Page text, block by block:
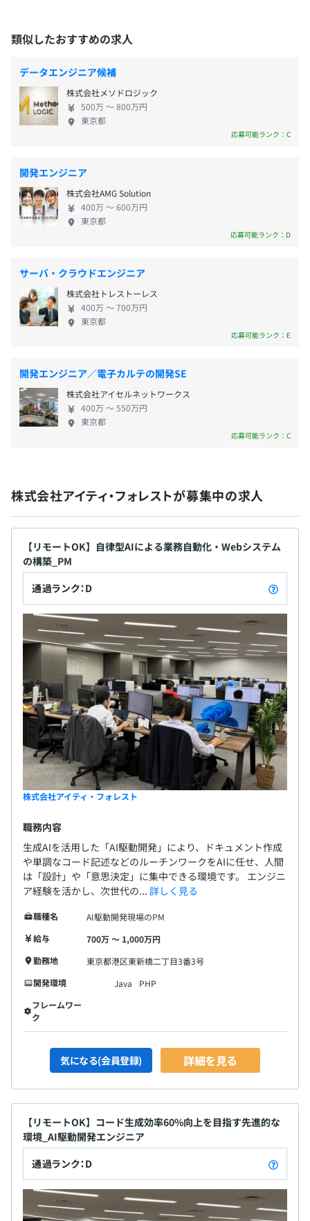
・旅行代理店海外法人基幹システム（大手旅行代理店）
・巡回物件検査アプリ（大手不動産管理会社様）
・確定申告アプリ（会計ソフトメーカー様）
・地方自治体ポータルサイト（地方自治体様）
・飲食業向け求人システムの管理機能（大手飲食サービス
産会社様）
・通信サービス業 向け社内人材管理システム（通信サー
ビス業者様）
・派遣業サービス向け社内ポータルシステム（大手派遣会
・ECパッケージカスタマイズ（大手ECパッケージベンダ
ー様向け）
・ヘルスケアポイントシステム（大手ヘルスケア事業会社
様向け）
・在席管理システム（大手ゲームメーカー様向け）
け）
・限定S-コマースシステム（官公庁様向け）
Lenovo T14 Gen3
Intel Core i5-1240P
32 GB メモリー
512 GB SSD(PCIe-NVMe Gen4)
IR&1080p FHDカメラ(Windows Hello 対応)
1920x1200 液晶
Microsoft 365 (旧 Office 365)
オブジェクト指向、ウォーターフォール、アジャイル
【開発環境（一部）】
・言語：Java、PHP、C、Python、Angular、React、
Vue.js、Scala、JavaScriptなど
・フレームワーク：Spring Boot、Laravel、Symfony、
Struts
・データベース：Marklogic、Oracle、Postgres、MySQL
・ソースコード管理：Git、Subversion
・プロジェクト管理： Redmine、Backlog
・情報共有ツール：Skype、Hangouts、Slack、
技術者数 108名（2022年03月）
※業務提携先オフショア要員数：200名
・従業員に対する受動喫煙対策：あり
・JR各線(烏森口)「新橋」駅 徒歩5分
・東京メトロ銀座線(A2出口)「新橋」駅徒歩5分
・ゆりかもめ(7番出口)「新橋」駅徒歩4分
・都営大江戸線(7番出口)「汐留」駅徒歩4分
・産前産後休暇（取得実績あり）
・慶事休暇
・弔事休暇
・育児時間取得
・育児休業・介護休業制度（取得実績あり）
・交通費（全額支給）
・自己啓発手当（年間一律2万円支給）
頑張っている社員を評価し、全体会議の時に、会社に貢献
した社員を表彰しインセンティブを支給しています。
社会保険完備（健康保険・厚生年金加入・雇用保険・労災
無期雇用
3カ月（条件などの変更はありません）
を切り拓く アイティ・フォレストは1997年の創業以
来、Webソリューションのプロフェッショナルとし
て歩んできました 。現在、私たちは大きな転換期を
迎えています。従来のシステムエンジニアリング企業
から、AIを駆使して新たな価値を創出する「AIエンジ
ニアリング企業」へと進化を遂げようとしています
トビジネス」といった次世代領域へ積極的に挑戦し
ています 。技術の力で顧客のビジネスを加速させた
い、そんな向上心溢れるエンジニアを求めています。
※Liferayとは、全世界で利用数50万件を超えるエン
タープライズ向けNo.1オープンソースポータルプラ
有力企業で採用され、国内大手企業およびグローバ
ルカンパニーでも数多く採用されており、オープン
ソースでありながら、大規模導入でも実績のある製
品です。 アイティ・フォレストは、米国Liferay社正
式パートナーです。日本において先駆者・第一人者と
す。 ※OutSystemsは開発プログラミング工程を自動
化するという高速開発ツールです。 言い換えると
「世界中で利用されているモデル駆動型開発基盤」
になります。モデル駆動型開発とは、システムの設計
計/開発/テストという工程を、OutSystemsでは設計
情報のみあればこれらの工程はすべてソフトウェア
上で完結できます。 アイティ・フォレストでは顧客
に対して積極的にOutSystemsを導入いただき、技術
的なレベルを1つ、2つ上げていただくように試みて
います。
類似したおすすめの求人
データエンジニア候補
株式会社メソドロジック
500万 〜 800万円
東京都
応募可能ランク：C
開発エンジニア
株式会社AMG Solution
400万 〜 600万円
東京都
応募可能ランク：D
サーバ・クラウドエンジニア
株式会社トレストーレス
400万 〜 700万円
東京都
応募可能ランク：E
開発エンジニア／電子カルテの開発SE
株式会社アイセルネットワークス
400万 〜 550万円
東京都
応募可能ランク：C
株式会社アイティ・フォレストが募集中の求人
【リモートOK】自律型AIによる業務自動化・Webシステム
の構築_PM
通過ランク：D
株式会社アイティ・フォレスト
職務内容
生成AIを活用した「AI駆動開発」により、ドキュメント作成
や単調なコード記述などのルーチンワークをAIに任せ、人間
は「設計」や「意思決定」に集中できる環境です。 エンジニ
ア経験を活かし、次世代の... 詳しく見る
職種名
AI駆動開発現場のPM
給与
700万 〜 1,000万円
勤務地
東京都港区東新橋二丁目3番3号
開発環境
Java
PHP
フレームワー
ク
気になる(会員登録) 詳細を見る
【リモートOK】コード生成効率60%向上を目指す先進的な
環境_AI駆動開発エンジニア
通過ランク：D